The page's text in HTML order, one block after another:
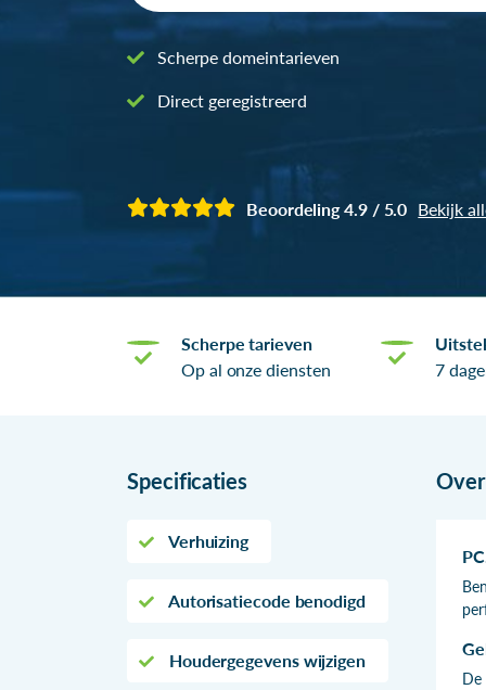
Scherpe domeintarieven
Direct geregistreerd
Beoordeling 4.9 / 5.0 Bekijk
Scherpe tarieven
Op al onze diensten
7
Specificaties
Verhuizing
Autorisatiecode benodigd
Houdergegevens wijzigen
Over
De